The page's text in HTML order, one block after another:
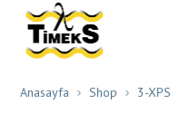
Anasayfa Shop 3-XPS